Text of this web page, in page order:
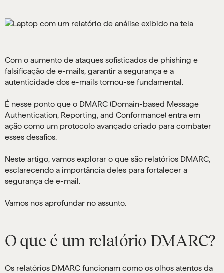
Com o aumento de ataques sofisticados de phishing e
falsificação de e-mails, garantir a segurança e a
autenticidade dos e-mails tornou-se fundamental.
É nesse ponto que o DMARC (Domain-based Message
Authentication, Reporting, and Conformance) entra em
ação como um protocolo avançado criado para combater
esses desafios.
Neste artigo, vamos explorar o que são relatórios DMARC,
esclarecendo a importância deles para fortalecer a
segurança de e-mail.
Vamos nos aprofundar no assunto.
O que é um relatório DMARC?
Os relatórios DMARC funcionam como os olhos atentos da